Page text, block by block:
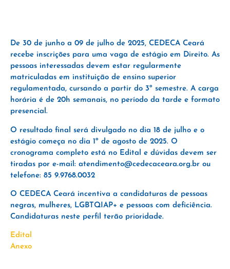
De 30 de junho a 09 de julho de 2025, CEDECA Ceará
recebe inscrições para uma vaga de estágio em Direito. As
pessoas interessadas devem estar regularmente
matriculadas em instituição de ensino superior
regulamentada, cursando a partir do 3º semestre. A carga
horária é de 20h semanais, no período da tarde e formato
presencial.
O resultado final será divulgado no dia 18 de julho e o
estágio começa no dia 1º de agosto de 2025. O
cronograma completo está no Edital e dúvidas devem ser
tiradas por e-mail: atendimento@cedecaceara.org.br ou
telefone: 85 9.9768.0032
O CEDECA Ceará incentiva a candidaturas de pessoas
negras, mulheres, LGBTQIAP+ e pessoas com deficiência.
Candidaturas neste perfil terão prioridade.
Edital
Anexo